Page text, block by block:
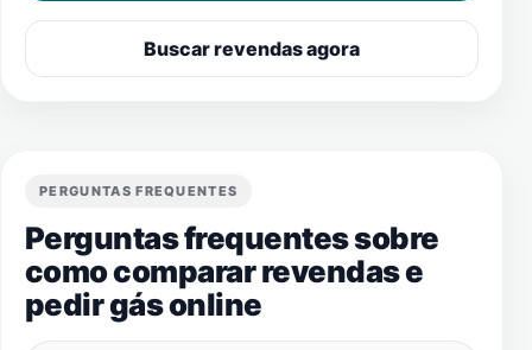
Buscar revendas agora
PERGUNTAS FREQUENTES
Perguntas frequentes sobre
como comparar revendas e
pedir gás online